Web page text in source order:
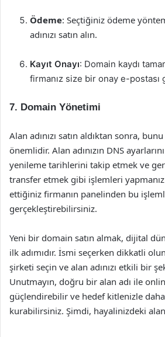
Ödeme: Seçtiğiniz ödeme
adınızı satın alın.
Kayıt Onayı: Domain kaydı
firmanız size bir onay e-postası
7. Domain Yönetimi
Alan adınızı satın aldıktan sonra,
önemlidir. Alan adınızın DNS
yenileme tarihlerini takip etmek ve
transfer etmek gibi işlemleri
ettiğiniz firmanın panelinden bu
gerçekleştirebilirsiniz.
Yeni bir domain satın almak, dijital
ilk adımıdır. İsmi seçerken dikkatli
şirketi seçin ve alan adınızı etkili bir
Unutmayın, doğru bir alan adı ile
güçlendirebilir ve hedef kitlenizle
kurabilirsiniz. Şimdi, hayalinizdeki alan